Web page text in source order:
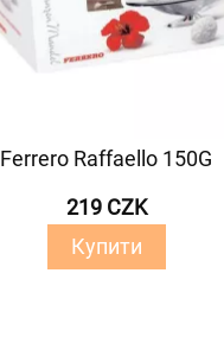
Ferrero Raffaello 150G
219 CZK
Купити